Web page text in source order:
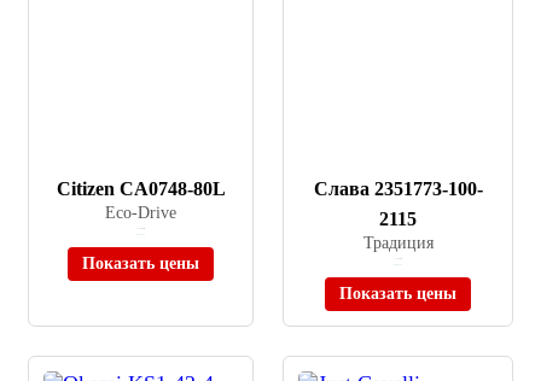
Citizen CA0748-80L
Eco-Drive
Показать цены
Слава 2351773-100-
2115
Традиция
Показать цены